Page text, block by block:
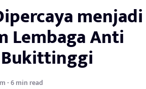
menjadi
Lembaga Anti
- 6 min read